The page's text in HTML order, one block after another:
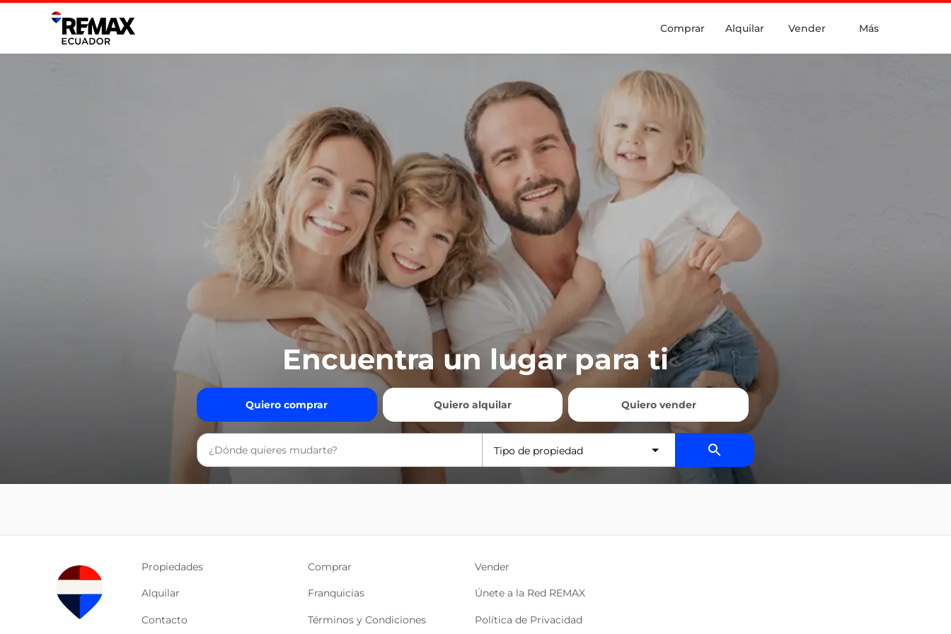
Comprar Alquilar Vender Más
Encuentra un lugar para ti
Quiero comprar Quiero alquilar Quiero vender
Tipo de propiedad
Propiedades Comprar Vender
Alquilar Franquicias Únete a la Red REMAX
Contacto Términos y Condiciones Política de Privacidad